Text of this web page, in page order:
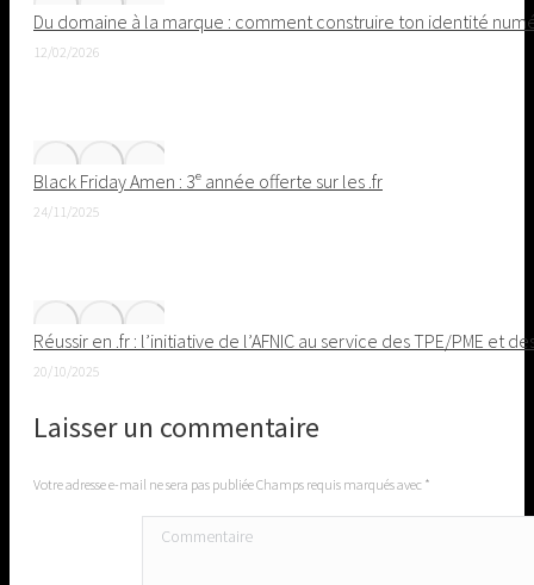
Du domaine à la marque : comment construire ton identité
12/02/2026
Black Friday Amen : 3ᵉ année offerte sur les .fr
24/11/2025
Réussir en .fr : l’initiative de l’AFNIC au service des TPE/PME et
20/10/2025
Laisser un commentaire
Votre adresse e-mail ne sera pas publiée Champs requis marqués avec *